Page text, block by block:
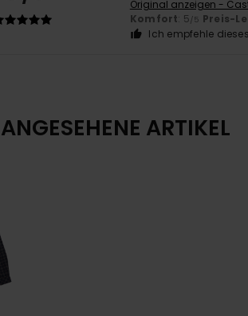
Original anzeigen -
Komfort: 5/5 Preis-
Ich empfehle
ARTIKEL